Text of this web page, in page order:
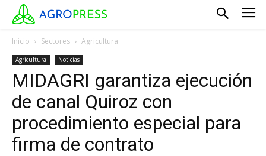
Inicio Sectores Agricultura
Agricultura Noticias
MIDAGRI garantiza ejecución
de canal Quiroz con
procedimiento especial para
firma de contrato